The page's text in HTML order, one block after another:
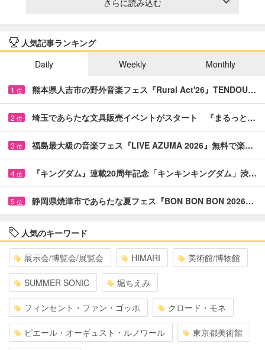
人気記事ランキング
Daily
Weekly Monthly
1 位 熊本県人吉市の野外音楽フェス『Rural Act'26』TENDOU…
2 位 埼玉であらたな文具販売イベントがスタート 『まるっと…
3 位 福島最大級の音楽フェス『LIVE AZUMA 2026』無料で楽…
4 位 『キングダム』連載20周年記念「キンキンキングダム」渋…
5 位 静岡県焼津市であらたな夏フェス『BON BON BON 2026…
人気のキーワード
展示会/博覧会/展覧会 HIMARI 美術館/博物館
SUMMER SONIC 堀ちえみ
フィンセント・ファン・ゴッホ クロード・モネ
ピエール・オーギュスト・ルノワール 東京都美術館